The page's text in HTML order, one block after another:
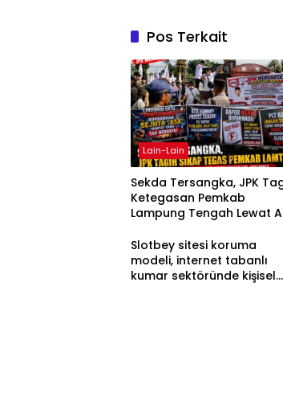
Pos Terkait
Lain-Lain
Sekda Tersangka, JPK
Ketegasan Pemkab
Lampung Tengah Lewat
Slotbey sitesi koruma
modeli, internet tabanlı
kumar sektöründe kişisel